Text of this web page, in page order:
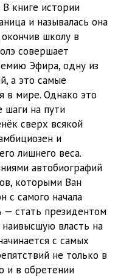
11:44
11:25
В книге истории
и называлась она
школу в
совершает
Эфира, одну из
а это самые
в мире. Однако это
на пути
сверх всякой
и
лишнего веса.
автобиографий
которыми Ван
с самого начала
— стать президентом
власть на
с самых
не только в
и в обретении